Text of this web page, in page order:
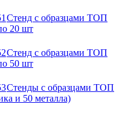
Стенд с образцами ТОП
20 шт
Стенд с образцами ТОП
50 шт
Стенды с образцами ТОП
и 50 металла)